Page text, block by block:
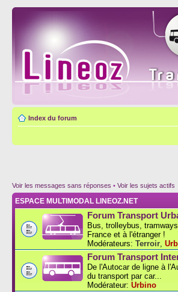
Index du forum
Voir les messages sans réponses • Voir les sujets actifs
ESPACE MULTIMODAL LINEOZ.NET
Forum Transport
Bus, trolleybus,
France et à l'étranger !
Modérateurs: Terroir
Forum Transport
De l'Autocar de ligne à
du transport par car...
Modérateur: Urbino